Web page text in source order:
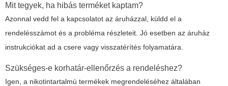
Mit tegyek, ha hibás terméket kaptam?
Azonnal vedd fel a kapcsolatot az áruházzal, küldd el a
rendelésszámot és a probléma részleteit. Jó esetben az áruház
instrukciókat ad a csere vagy visszatérítés folyamatára.
Szükséges-e korhatár-ellenőrzés a rendeléshez?
Igen, a nikotintartalmú termékek megrendeléséhez általában